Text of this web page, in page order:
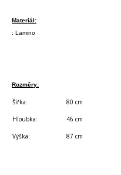
Materiál:
: Lamino
Rozměry:
Šířka: 80 cm
Hloubka: 46 cm
Výška: 87 cm